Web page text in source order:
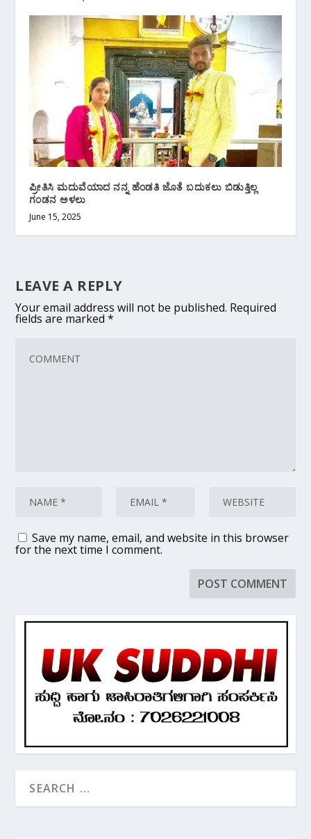
ಪ್ರೀತಿಸಿ ಮದುವೆಯಾದ ನನ್ನ ಹೆಂಡತಿ ಜೊತೆ ಬದುಕಲು ಬಿಡುತ್ತಿಲ್ಲ
ಗಂಡನ ಅಳಲು
June 15, 2025
LEAVE A REPLY
Your email address will not be published. Required
fields are marked*
Save my name, email, and website in this browser
for the next time I comment.